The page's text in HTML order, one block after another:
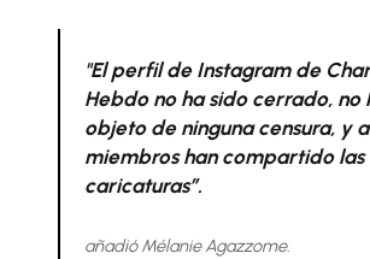
"El perfil de Instagram de
Hebdo no ha sido cerrado, no
objeto de ninguna censura, y
miembros han compartido las
caricaturas”.
añadió Mélanie Agazzome.